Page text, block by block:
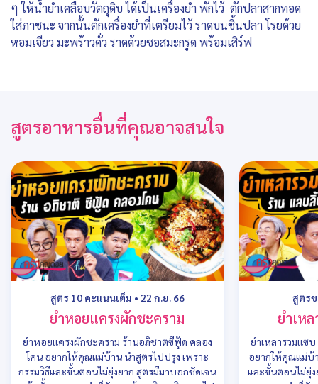
ๆ ให้น้ำยำเคลือบวัตถุดิบ ได้เป็นเครื่องยำ พักไว้ ตักปลาสากทอด
ใส่ภาชนะ จากนั้นตักเครื่องยำที่เตรียมไว้ ราดบนชิ้นปลา โรยด้วย
หอมเจียว มะพร้าวคั่ว ราดด้วยซอสมะกรูด พร้อมเสิร์ฟ
สูตรอาหารอื่นที่คุณอาจสนใจ
สูตร 10 คะแนนเต็ม • 22 ก.ย. 66
ยำหอยแครงผักชะคราม
ยำหอยแครงผักชะคราม ร้านอภิชาตซีฟู้ด คลอง
โคน อยากให้คุณแม่บ้าน นำสูตรไปปรุง เพราะ
กรรมวิธีและขั้นตอนไม่ยุ่งยาก สูตรมีมาบอกชัดเจน
สูตร
ยำเห
ยำเหลารวมแซ
อยากให้คุณแม่บ้
และขั้นตอนไม่ยุ่